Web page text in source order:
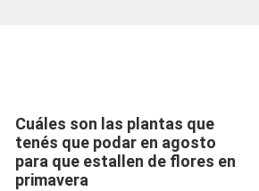
Cuáles son las plantas que
tenés que podar en agosto
para que estallen de flores en
primavera